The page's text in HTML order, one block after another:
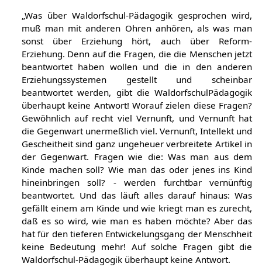
„Was über Waldorfschul-Pädagogik gesprochen wird,
muß man mit anderen Ohren anhören, als was man
sonst über Erziehung hört, auch über Reform-
Erziehung. Denn auf die Fragen, die die Menschen jetzt
beantwortet haben wollen und die in den anderen
Erziehungssystemen gestellt und scheinbar
beantwortet werden, gibt die WaldorfschulPädagogik
überhaupt keine Antwort! Worauf zielen diese Fragen?
Gewöhnlich auf recht viel Vernunft, und Vernunft hat
die Gegenwart unermeßlich viel. Vernunft, Intellekt und
Gescheitheit sind ganz ungeheuer verbreitete Artikel in
der Gegenwart. Fragen wie die: Was man aus dem
Kinde machen soll? Wie man das oder jenes ins Kind
hineinbringen soll? - werden furchtbar vernünftig
beantwortet. Und das läuft alles darauf hinaus: Was
gefällt einem am Kinde und wie kriegt man es zurecht,
daß es so wird, wie man es haben möchte? Aber das
hat für den tieferen Entwickelungsgang der Menschheit
keine Bedeutung mehr! Auf solche Fragen gibt die
Waldorfschul-Pädagogik überhaupt keine Antwort.